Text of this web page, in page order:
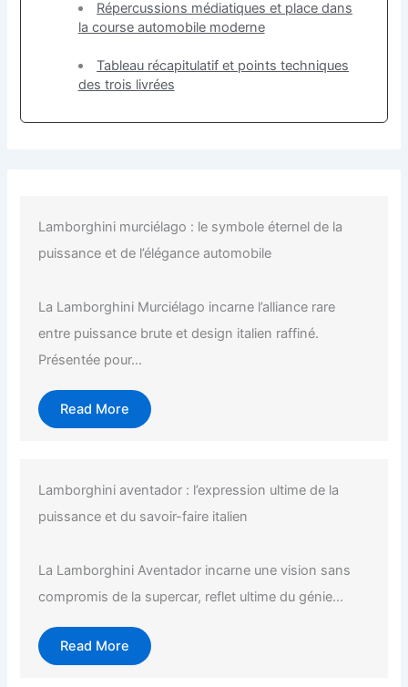
Répercussions médiatiques et place dans
la course automobile moderne
Tableau récapitulatif et points techniques
des trois livrées
Lamborghini murciélago : le symbole éternel de la
puissance et de l’élégance automobile
La Lamborghini Murciélago incarne l’alliance rare
entre puissance brute et design italien raffiné.
Présentée pour...
Read More
Lamborghini aventador : l’expression ultime de la
puissance et du savoir-faire italien
La Lamborghini Aventador incarne une vision sans
compromis de la supercar, reflet ultime du génie...
Read More